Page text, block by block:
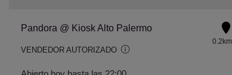
Pandora @ Kiosk Alto Palermo
VENDEDOR AUTORIZADO
0.2km